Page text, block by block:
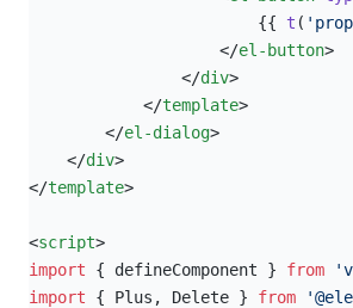
                        {{
t (
                    </
el-button>
                </
div>
            </
template>
        </
el-dialog>
    </
div>
</template>
<script>
import { defineComponent } from
import { Plus, Delete } from